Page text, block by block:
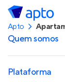
Apto
Quem somos
Plataforma